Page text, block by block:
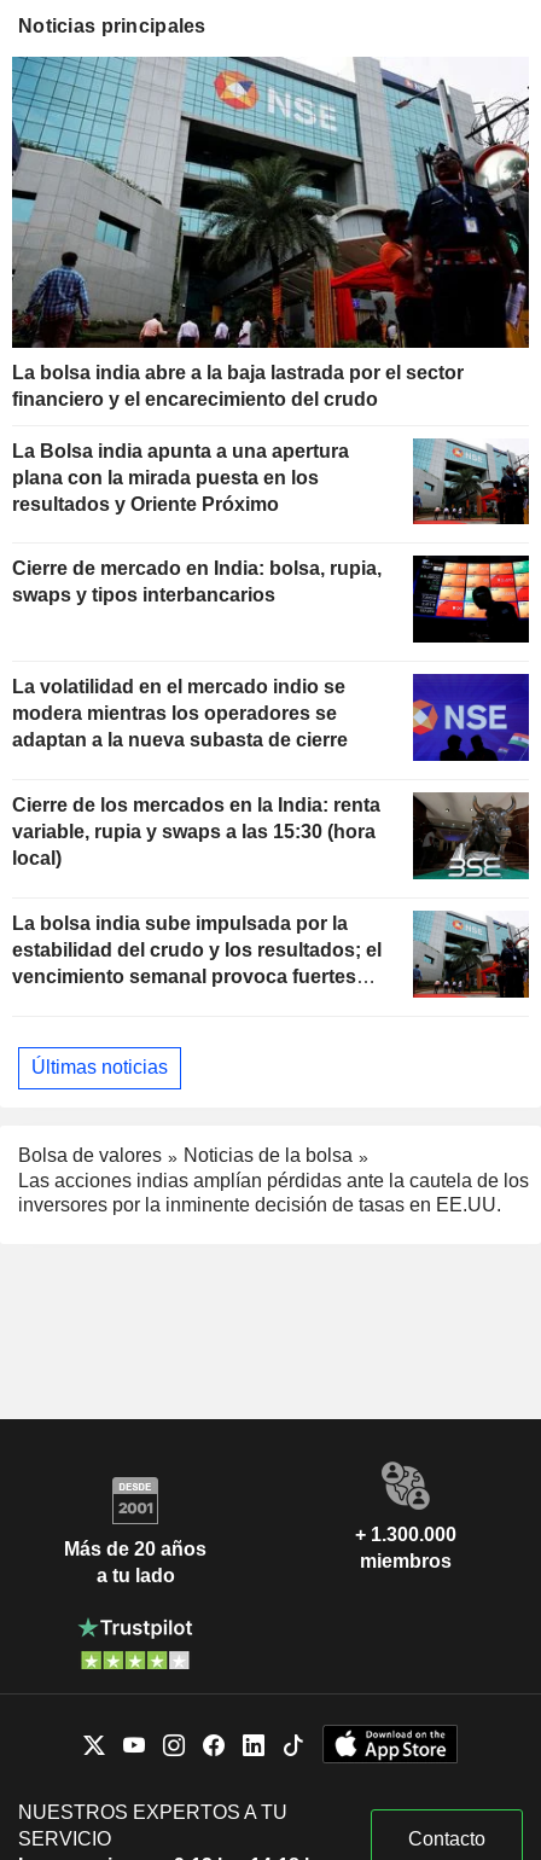
Noticias principales
La bolsa india abre a la baja lastrada por el sector
financiero y el encarecimiento del crudo
La Bolsa india apunta a una apertura
plana con la mirada puesta en los
resultados y Oriente Próximo
Cierre de mercado en India: bolsa, rupia,
swaps y tipos interbancarios
La volatilidad en el mercado indio se
modera mientras los operadores se
adaptan a la nueva subasta de cierre
Cierre de los mercados en la India: renta
variable, rupia y swaps a las 15:30 (hora
local)
La bolsa india sube impulsada por la
estabilidad del crudo y los resultados; el
vencimiento semanal provoca fuertes
Últimas noticias
Bolsa de valores
Noticias de la bolsa
Las acciones indias amplían pérdidas ante la cautela de los
inversores por la inminente decisión de tasas en EE.UU.
Más de 20 años
a tu lado
+ 1.300.000
miembros
NUESTROS EXPERTOS A TU
SERVICIO
Contacto